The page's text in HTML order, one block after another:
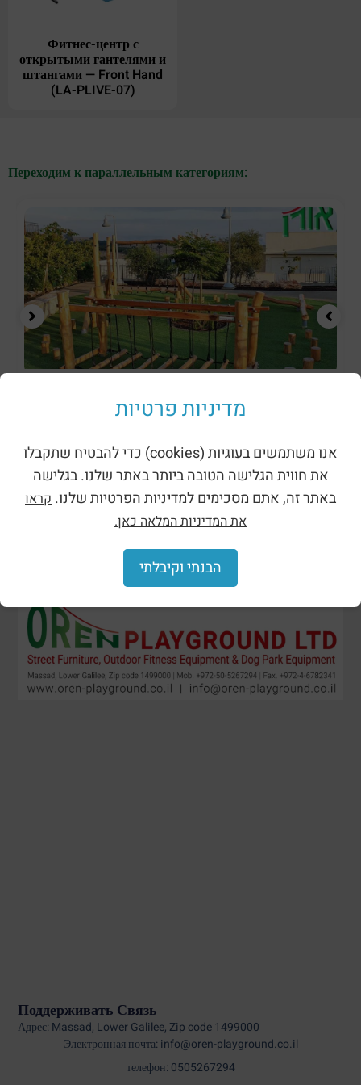
Фитнес-центр с
открытыми гантелями и
штангами — Front Hand
(LA-PLIVE-07)
Переходим к параллельным категориям:
Поддерживать Связь
Адрес: Massad, Lower Galilee, Zip code 1499000
Электронная почта: info@oren-playground.co.il
телефон: 0505267294
מדיניות פרטיות
אנו משתמשים בעוגיות (cookies) כדי להבטיח שתקבלו
את חווית הגלישה הטובה ביותר באתר שלנו. בגלישה
באתר זה, אתם מסכימים למדיניות הפרטיות שלנו. קראו
את המדיניות המלאה כאן.
הבנתי וקיבלתי